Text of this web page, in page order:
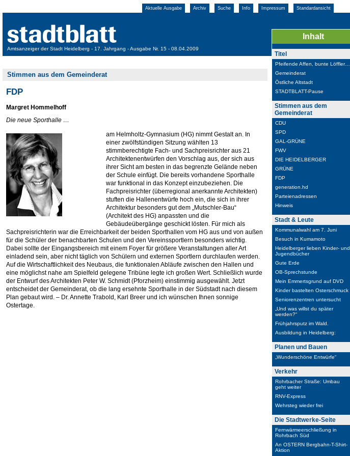
Aktuelle Ausgabe Archiv Suche Info Impressum Standardansicht
Amtsanzeiger der Stadt Heidelberg - 17. Jahrgang - Ausgabe Nr. 15 - 08.04.2009
Stimmen aus dem Gemeinderat
FDP
Margret Hommelhoff
Die neue Sporthalle …
am Helmholtz-Gymnasium (HG) nimmt Gestalt an. In
einer zwölfstündigen Sitzung wählten 13
stimmberechtigte Fach- und Sachpreisrichter aus 21
Architektenentwürfen den Vorschlag aus, der sich aus
ihrer Sicht am besten in das begrenzte Gelände neben
der Schule einfügt. Die bereits vorhandene Sporthalle
war funktional in das Konzept einzubeziehen. Die
Fachpreisrichter (überregional anerkannte Architekten)
stuften die Hallenentwürfe hoch ein, die sich in ihrer
Architektur besonders gut dem „Mutschler-Bau“
(Architekt des HG) anpassten und die
Gebäudeübergänge geschickt lösten. Für mich als
Sachpreisrichterin war die Erreichbarkeit der beiden Sporthallen vom HG aus und von außen
für die Schüler der benachbarten Schulen und den Vereinssportlern besonders wichtig.
Dabei sollte der Eingangsbereich mit einem Foyer für größere Veranstaltungen aller Art
einladend sein, aber nicht täglich von Schülern und externen Sportlern durchlaufen werden.
Auf die Wirtschaftlichkeit des Neubaus, die funktionalen Abläufe zwischen den Hallen und
eine möglichst nahe am Spielfeld gelegene Tribüne legte ich großen Wert. Schließlich wurde
der Entwurf des Architekten Peter W. Schmidt (Pforzheim) einstimmig ausgewählt. Jetzt
entscheidet der Gemeinderat, ob die lang ersehnte Sporthalle in der Südstadt nach diesem
Plan gebaut wird. – Dr. Annette Trabold, Karl Breer und ich wünschen Ihnen sonnige
Ostertage.
Inhalt
Titel
Pfeifende Affen, bunte Löffler…
Gemeinderat
Östliche Altstadt
STADTBLATT-Pause
Stimmen aus dem
Gemeinderat
CDU
SPD
GAL-GRÜNE
FWV
DIE HEIDELBERGER
GRÜNE
FDP
generation.hd
Parteienadressen
Hinweis
Stadt & Leute
Kommunalwahl am 7. Juni
Besuch in Kumamoto
Heidelberger lieben Kinder- und
Jugendbücher
Gute Erde
OB-Sprechstunde
Mein Emmertsgrund auf DVD
Kinder bastelten Osterschmuck
Seniorenzentren untersucht
„Und was willst du später
werden?“
Frühjahrsputz im Wald.
Ausbildung in Heidelberg:
Planen und Bauen
„Wunderschöne Entwürfe“
Verkehr
Rohrbacher Straße: Umbau
geht weiter
RNV-Express
Wehrsteg wieder frei
Die Stadtwerke-Seite
Fernwärmeerschließung in
Rohrbach Süd
An OSTERN Bergbahn-T-Shirt-
Aktion